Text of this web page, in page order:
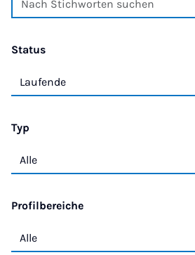
Status
Typ
Profilbereiche